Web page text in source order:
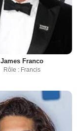
James Franco
Rôle : Francis